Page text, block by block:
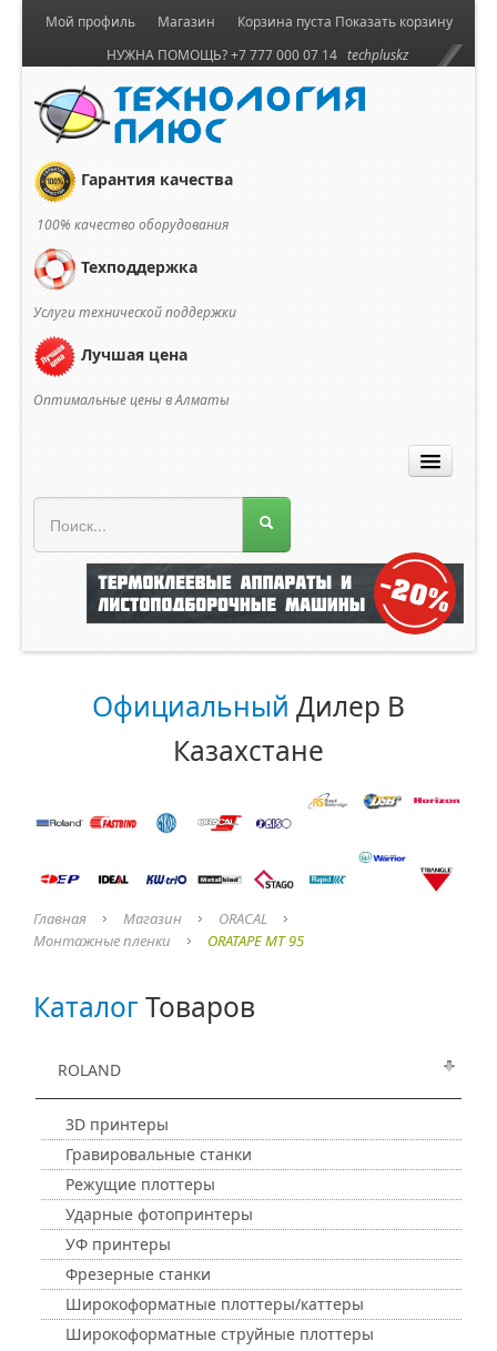
Корзина пуста Показать корзину
Мой профиль
Магазин
НУЖНА ПОМОЩЬ? +7 777 000 07 14 techpluskz
Гарантия качества
100% качество оборудования
Техподдержка
Услуги технической поддержки
Лучшая цена
Оптимальные цены в Алматы
Официальный Дилер В
Казахстане
Главная Магазин
ORACAL
Монтажные пленки
ORATAPE MT 95
КаталогТоваров
ROLAND
3D принтеры
Гравировальные станки
Режущие плоттеры
Ударные фотопринтеры
УФ принтеры
Фрезерные станки
Широкоформатные плоттеры/каттеры
Широкоформатные струйные плоттеры